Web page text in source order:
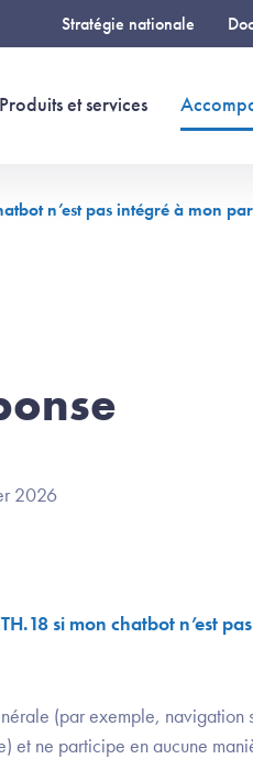
Stratégie nationale
Produits et services
n’est pas intégré à mon
2026
si mon chatbot n’est
(par exemple, navigation
et ne participe en aucune